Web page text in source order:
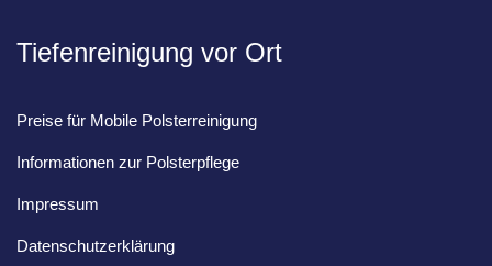
Tiefenreinigung vor Ort
Preise für Mobile Polsterreinigung
Informationen zur Polsterpflege
Impressum
Datenschutzerklärung